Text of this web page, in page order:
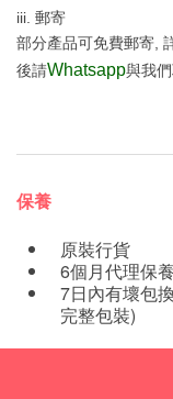
iii. 郵寄
部分產品可免費郵寄,
後請Whatsapp與我
保養
原裝行貨
6個月代理保養
7日內有壞包
完整包裝)